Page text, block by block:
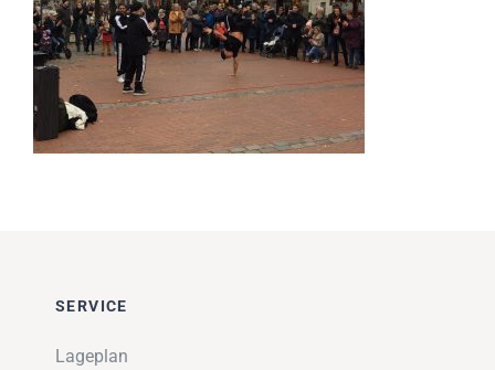
Über uns
SUCHE
NACH:
SERVICE
Lageplan